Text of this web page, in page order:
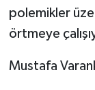
polemikler
örtmeye
Mustafa